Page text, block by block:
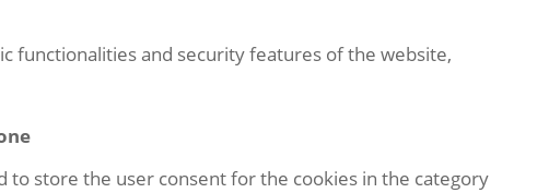
functionalities and security features of the website,
to store the user consent for the cookies in the category